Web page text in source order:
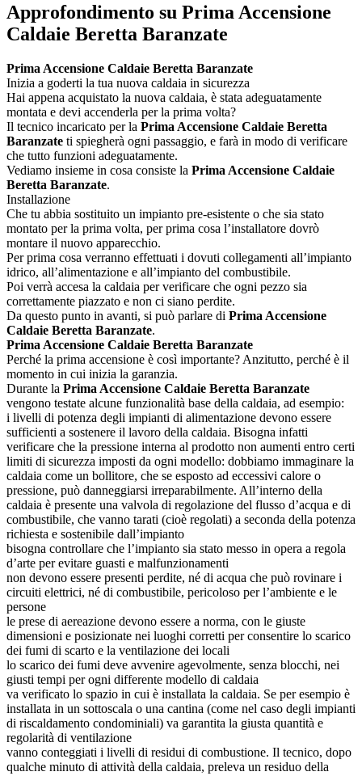
Approfondimento su Prima Accensione
Caldaie Beretta Baranzate
Prima Accensione Caldaie Beretta Baranzate
Inizia a goderti la tua nuova caldaia in sicurezza
Hai appena acquistato la nuova caldaia, è stata adeguatamente
montata e devi accenderla per la prima volta?
Il tecnico incaricato per la Prima Accensione Caldaie Beretta
Baranzate ti spiegherà ogni passaggio, e farà in modo di verificare
che tutto funzioni adeguatamente.
Vediamo insieme in cosa consiste la Prima Accensione Caldaie
Beretta Baranzate.
Installazione
Che tu abbia sostituito un impianto pre-esistente o che sia stato
montato per la prima volta, per prima cosa l’installatore dovrò
montare il nuovo apparecchio.
Per prima cosa verranno effettuati i dovuti collegamenti all’impianto
idrico, all’alimentazione e all’impianto del combustibile.
Poi verrà accesa la caldaia per verificare che ogni pezzo sia
correttamente piazzato e non ci siano perdite.
Da questo punto in avanti, si può parlare di Prima Accensione
Caldaie Beretta Baranzate.
Prima Accensione Caldaie Beretta Baranzate
Perché la prima accensione è così importante? Anzitutto, perché è il
momento in cui inizia la garanzia.
Durante la Prima Accensione Caldaie Beretta Baranzate
vengono testate alcune funzionalità base della caldaia, ad esempio:
i livelli di potenza degli impianti di alimentazione devono essere
sufficienti a sostenere il lavoro della caldaia. Bisogna infatti
verificare che la pressione interna al prodotto non aumenti entro certi
limiti di sicurezza imposti da ogni modello: dobbiamo immaginare la
caldaia come un bollitore, che se esposto ad eccessivi calore o
pressione, può danneggiarsi irreparabilmente. All’interno della
caldaia è presente una valvola di regolazione del flusso d’acqua e di
combustibile, che vanno tarati (cioè regolati) a seconda della potenza
richiesta e sostenibile dall’impianto
bisogna controllare che l’impianto sia stato messo in opera a regola
d’arte per evitare guasti e malfunzionamenti
non devono essere presenti perdite, né di acqua che può rovinare i
circuiti elettrici, né di combustibile, pericoloso per l’ambiente e le
persone
le prese di aereazione devono essere a norma, con le giuste
dimensioni e posizionate nei luoghi corretti per consentire lo scarico
dei fumi di scarto e la ventilazione dei locali
lo scarico dei fumi deve avvenire agevolmente, senza blocchi, nei
giusti tempi per ogni differente modello di caldaia
va verificato lo spazio in cui è installata la caldaia. Se per esempio è
installata in un sottoscala o una cantina (come nel caso degli impianti
di riscaldamento condominiali) va garantita la giusta quantità e
regolarità di ventilazione
vanno conteggiati i livelli di residui di combustione. Il tecnico, dopo
qualche minuto di attività della caldaia, preleva un residuo della